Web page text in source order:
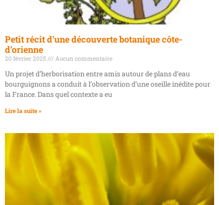
Petit récit d’une découverte botanique côte-
d’orienne
20 février 2025 Aucun commentaire
Un projet d’herborisation entre amis autour de plans d’eau
bourguignons a conduit à l’observation d’une oseille inédite pour
la France. Dans quel contexte a eu
Lire la suite »